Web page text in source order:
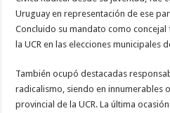
Uruguay en representación de ese
Concluido su mandato como
la UCR en las elecciones municipales
También ocupó destacadas
radicalismo, siendo en innumerables
provincial de la UCR. La última